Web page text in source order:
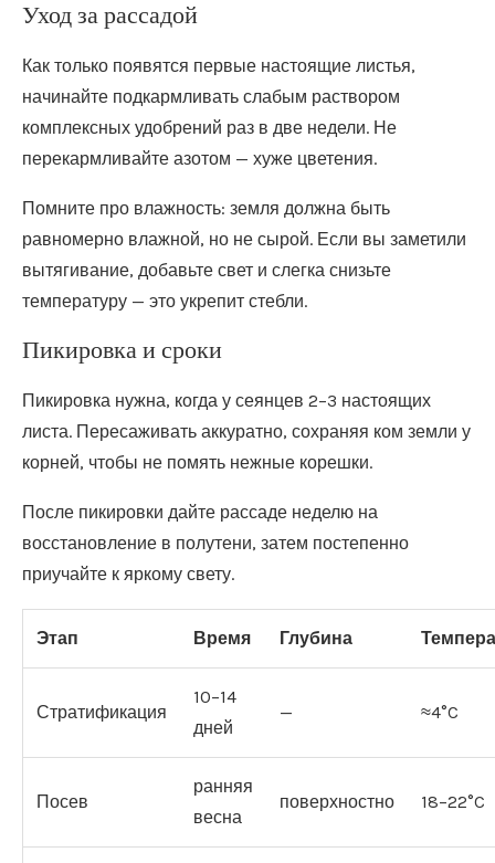
Уход за рассадой
Как только появятся первые настоящие листья,
начинайте подкармливать слабым раствором
комплексных удобрений раз в две недели. Не
перекармливайте азотом — хуже цветения.
Помните про влажность: земля должна быть
равномерно влажной, но не сырой. Если вы заметили
вытягивание, добавьте свет и слегка снизьте
температуру — это укрепит стебли.
Пикировка и сроки
Пикировка нужна, когда у сеянцев 2–3 настоящих
листа. Пересаживать аккуратно, сохраняя ком земли у
корней, чтобы не помять нежные корешки.
После пикировки дайте рассаде неделю на
восстановление в полутени, затем постепенно
приучайте к яркому свету.
Этап Время Глубина
Стратификация
10–14
дней
— ≈4°C
Посев
ранняя
весна
поверхностно 18–22°C